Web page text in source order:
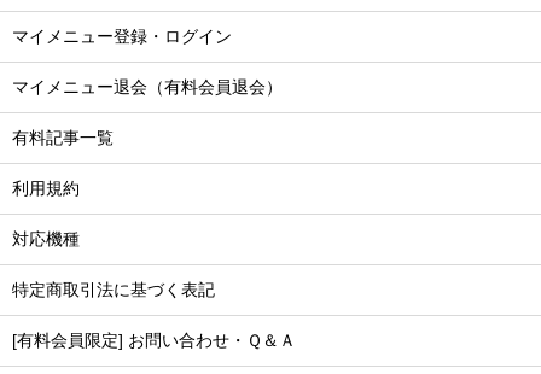
マイメニュー登録・ログイン
マイメニュー退会（有料会員退会）
有料記事一覧
利用規約
対応機種
特定商取引法に基づく表記
[有料会員限定] お問い合わせ・Ｑ＆Ａ